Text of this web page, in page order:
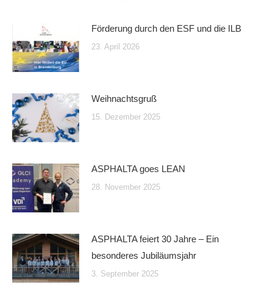
Förderung durch den ESF und die ILB
23. April 2026
Weihnachtsgruß
15. Dezember 2025
ASPHALTA goes LEAN
28. November 2025
ASPHALTA feiert 30 Jahre – Ein
besonderes Jubiläumsjahr
3. September 2025